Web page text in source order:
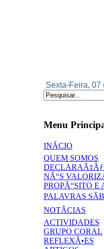
Sexta-Feira, 07
Menu
INÃCIO
QUEM SOMOS
NÃ“S
PROPÃ“SITO E
PALAVRAS
NOTÃCIAS
ACTIVIDADES
GRUPO CORAL
REFLEXÃ•ES